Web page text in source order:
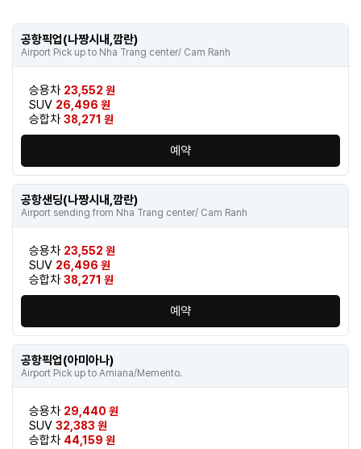
공항픽업(나짱시내,깜란)
Airport Pick up to Nha Trang center/ Cam Ranh
승용차 23,552 원
SUV 26,496 원
승합차38,271 원
예약
공항샌딩(나짱시내,깜란)
Airport sending from Nha Trang center/ Cam Ranh
승용차 23,552 원
SUV 26,496 원
승합차38,271 원
예약
공항픽업(아미아나)
Airport Pick up to Amiana/Memento.
승용차 29,440 원
SUV 32,383 원
승합차 44,159 원